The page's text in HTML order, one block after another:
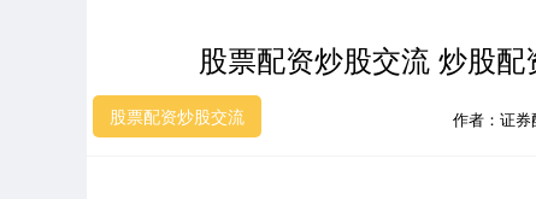
股票配资炒股交流 炒股
股票配资炒股交流 作者：证